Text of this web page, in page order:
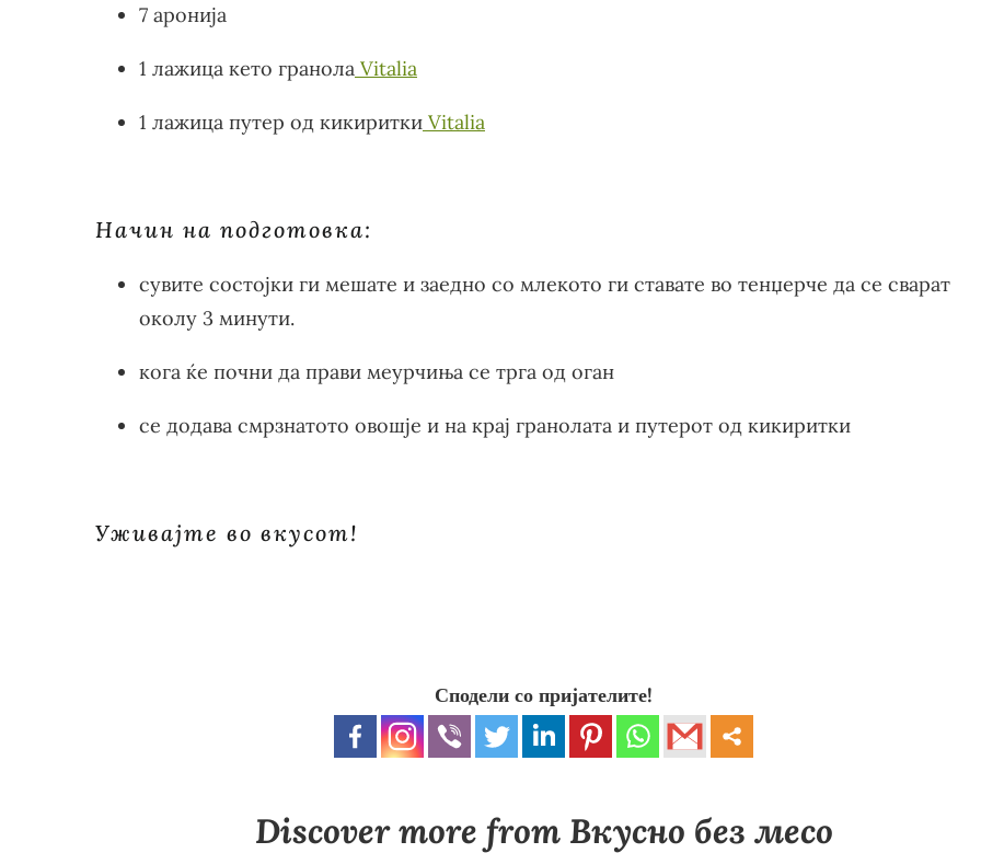
7 аронија
1 лажица кето гранола Vitalia
1 лажица путер од кикиритки Vitalia
Начин на подготовка:
сувите состојки ги мешате и заедно со млекото ги ставате во тенџерче да се сварат
околу 3 минути.
кога ќе почни да прави меурчиња се трга од оган
се додава смрзнатото овошје и на крај гранолата и путерот од кикиритки
Уживајте во вкусот!
Сподели со пријателите!
Discover more from Вкусно без месо